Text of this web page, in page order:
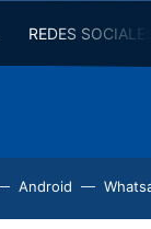
REDES
Android